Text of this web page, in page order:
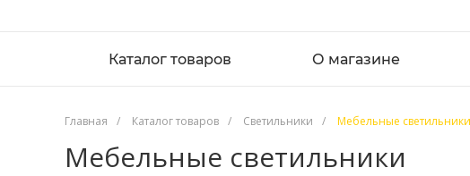
Каталог товаров О магазине
Главная / Каталог товаров / Светильники / Мебельные светильники
Мебельные светильники